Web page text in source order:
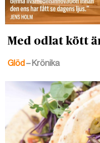
Med odlat kött
Glöd – Krönika